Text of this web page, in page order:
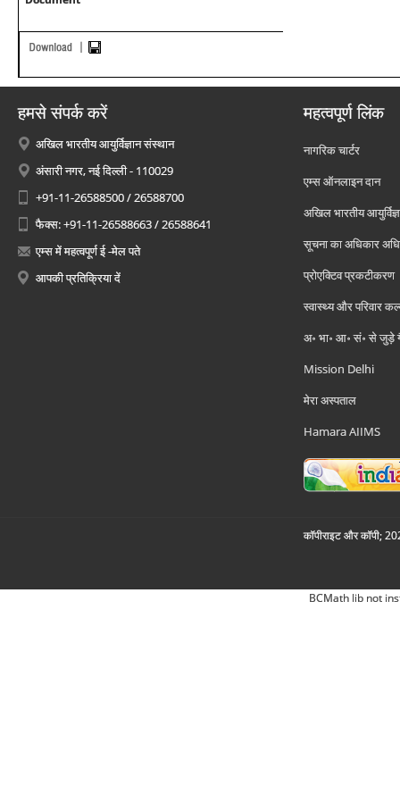
हमसे संपर्क करें
अखिल भारतीय आयुर्विज्ञान संस्थान
अंसारी नगर, नई दिल्ली - 110029
+91-11-26588500 / 26588700
फैक्स: +91-11-26588663 / 26588641
एम्स में महत्वपूर्ण ई -मेल पते
आपकी प्रतिक्रिया दें
महत्वपूर्ण लिंक
नागरिक चार्टर
एम्स ऑनलाइन दान
अखिल भारतीय
सूचना का अधिकार
प्रोएक्टिव प्रकटीकरण
स्वास्थ्य और परिवार
अ॰ भा॰ आ॰ सं॰ से जुड़े
Mission Delhi
मेरा अस्पताल
Hamara AIIMS
कॉपीराइट और कॉपी;
BCMath lib not